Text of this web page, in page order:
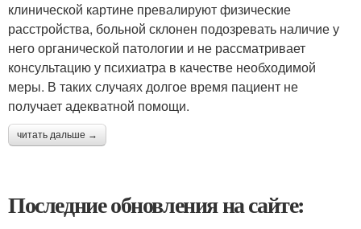
клинической картине превалируют физические
расстройства, больной склонен подозревать наличие у
него органической патологии и не рассматривает
консультацию у психиатра в качестве необходимой
меры. В таких случаях долгое время пациент не
получает адекватной помощи.
читать дальше →
Последние обновления на сайте: